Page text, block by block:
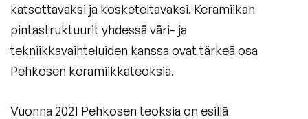
katsottavaksi ja kosketeltavaksi. Keramiikan
pintastruktuurit yhdessä väri- ja
tekniikkavaihteluiden kanssa ovat tärkeä osa
Pehkosen keramiikkateoksia.
Vuonna 2021 Pehkosen teoksia on esillä